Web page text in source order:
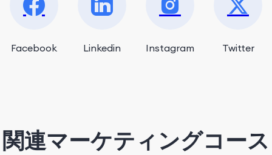
Facebook Linkedin Instagram Twitter
関連マーケティングコース